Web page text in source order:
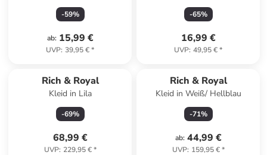
-59%
ab: 15,99 €
UVP: 39,95 €*
-65%
16,99 €
UVP: 49,95 €*
Rich & Royal
Kleid in Lila
-69%
68,99 €
UVP: 229,95 €*
Rich & Royal
Kleid in Weiß/ Hellblau
-71%
ab: 44,99 €
UVP: 159,95 €*